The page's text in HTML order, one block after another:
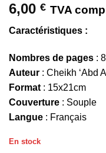
6,00 € TVA
Caractéristiques :
Nombres de pages :
Auteur : Cheikh ‘Abd
Format : 15x21cm
Couverture : Souple
Langue : Français
En stock